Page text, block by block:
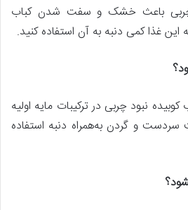
چربی باعث خشک و سفت شدن کباب
این غذا کمی دنبه به آن استفاده کنید.
نبود چربی در ترکیبات مایه اولیه
سردست و گردن به‌همراه دنبه استفاده